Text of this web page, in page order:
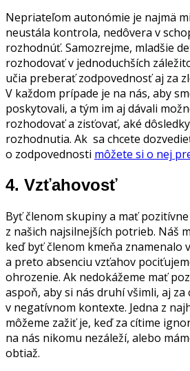
Nepriateľom autonómie je najmä
neustála kontrola, nedôvera v
rozhodnúť. Samozrejme, mladšie
rozhodovať v jednoduchších
učia preberať zodpovednosť aj za
V každom prípade je na nás, aby
poskytovali, a tým im aj dávali
rozhodovať a zisťovať, aké
rozhodnutia. Ak sa chcete
o zodpovednosti môžete si o nej
4. Vzťahovosť
Byť členom skupiny a mať
z našich najsilnejších potrieb. Náš
keď byť členom kmeňa znamenalo
a preto absenciu vzťahov
ohrozenie. Ak nedokážeme mať
aspoň, aby si nás druhí všimli, aj za
v negatívnom kontexte. Jedna z
môžeme zažiť je, keď za cítime
na nás nikomu nezáleží, alebo
obtiaž.